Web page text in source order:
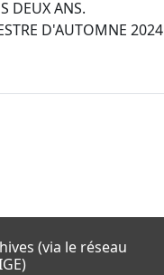
DEUX ANS.
D'AUTOMNE 2024
(via le réseau